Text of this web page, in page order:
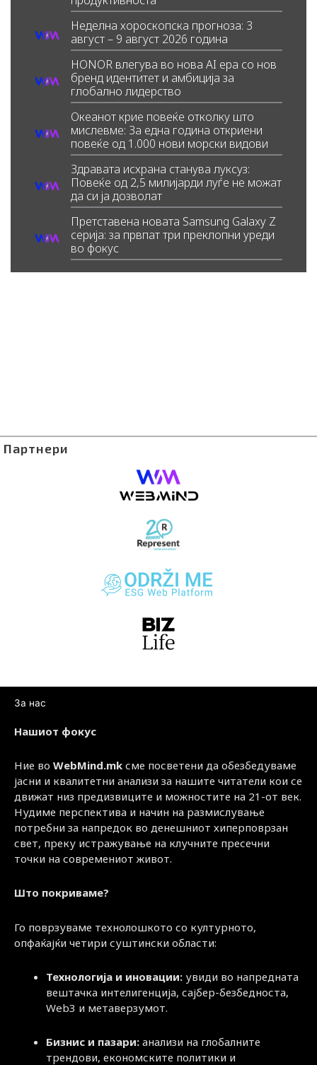
Неделна хороскопска прогноза: 3
август – 9 август 2026 година
HONOR влегува во нова AI ера со нов
бренд идентитет и амбиција за
глобално лидерство
Океанот крие повеќе отколку што
мислевме: За една година откриени
повеќе од 1.000 нови морски видови
Здравата исхрана станува луксуз:
Повеќе од 2,5 милијарди луѓе не можат
да си ја дозволат
Претставена новата Samsung Galaxy Z
серија: за првпат три преклопни уреди
во фокус
Партнери
За нас
Нашиот фокус
Ние во WebMind.mk сме посветени да обезбедуваме
јасни и квалитетни анализи за нашите читатели кои се
движат низ предизвиците и можностите на 21-от век.
Нудиме перспектива и начин на размислување
потребни за напредок во денешниот хиперповрзан
свет, преку истражување на клучните пресечни
точки на современиот живот.
Што покриваме?
Го поврзуваме технолошкото со културното,
опфаќајќи четири суштински области:
Технологија и иновации: увиди во напредната
вештачка интелигенција, сајбер-безбедноста,
Web3 и метаверзумот.
Бизнис и пазари: анализи на глобалните
трендови, економските политики и